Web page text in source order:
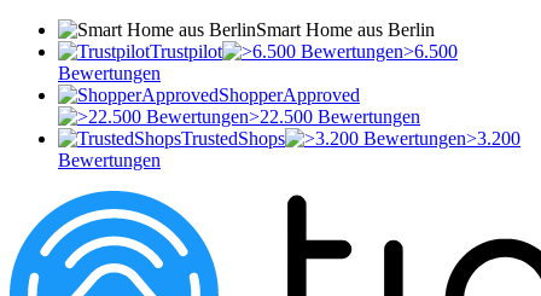
Smart Home aus Berlin
Trustpilot
>6.500
Bewertungen
ShopperApproved
>22.500 Bewertungen
TrustedShops
>3.200
Bewertungen